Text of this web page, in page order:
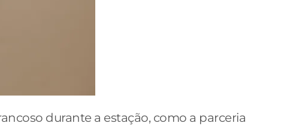
durante a estação, como a parceria